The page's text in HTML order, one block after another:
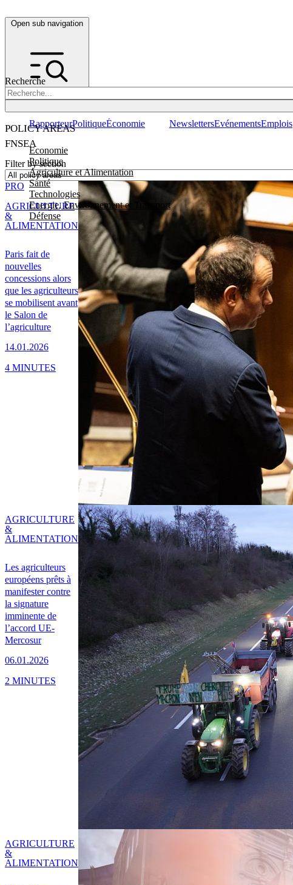
Open sub navigation
Recherche
POLICY AREAS
Economie
Politique
Agriculture et Alimentation
Santé
Technologies
Energie, Environnement et Transport
Défense
RapporteurPolitiqueÉconomie NewslettersEvénementsEmplois
FNSEA
Filter by section
Paris fait de
nouvelles
concessions alors
que les agriculteurs
se mobilisent avant
le Salon de
l’agriculture
14.01.2026
PRO
AGRICULTURE
&
ALIMENTATION
4 MINUTES
Les agriculteurs
européens prêts à
manifester contre
la signature
imminente de
l’accord UE-
Mercosur
06.01.2026
AGRICULTURE
&
ALIMENTATION
2 MINUTES
AGRICULTURE
&
ALIMENTATION